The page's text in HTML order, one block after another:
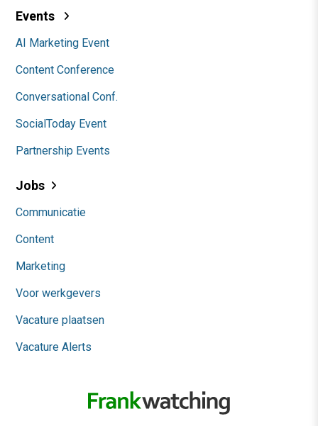
Events
AI Marketing Event
Content Conference
Conversational Conf.
SocialToday Event
Partnership Events
Jobs
Communicatie
Content
Marketing
Voor werkgevers
Vacature plaatsen
Vacature Alerts